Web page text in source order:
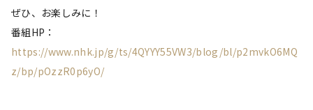
ぜひ、お楽しみに！
番組HP：
https://www.nhk.jp/g/ts/4QYYY55VW3/blog/bl/p2mvkO6MQ
z/bp/pOzzR0p6yO/